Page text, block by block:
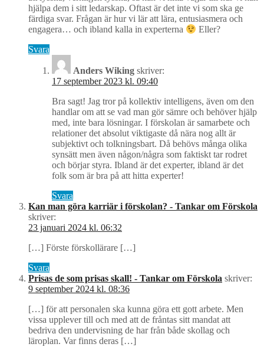
hjälpa dem i sitt ledarskap. Oftast är det inte vi som ska ge
färdiga svar. Frågan är hur vi lär att lära, entusiasmera och
engagera… och ibland kalla in experterna
Eller?
Svara
Anders Wiking skriver:
17 september 2023 kl. 09:40
Bra sagt! Jag tror på kollektiv intelligens, även om den
handlar om att se vad man gör sämre och behöver hjälp
med, inte bara lösningar. I förskolan är samarbete och
relationer det absolut viktigaste då nära nog allt är
subjektivt och tolkningsbart. Då behövs många olika
synsätt men även någon/några som faktiskt tar rodret
och börjar styra. Ibland är det experter, ibland är det
folk som är bra på att hitta experter!
Svara
Kan man göra karriär i förskolan? - Tankar om Förskola
skriver:
23 januari 2024 kl. 06:32
[…] Förste förskollärare […]
Svara
Prisas de som prisas skall! - Tankar om Förskola skriver:
9 september 2024 kl. 08:36
[…] för att personalen ska kunna göra ett gott arbete. Men
vissa upplever till och med att de fråntas sitt mandat att
bedriva den undervisning de har från både skollag och
läroplan. Var finns deras […]